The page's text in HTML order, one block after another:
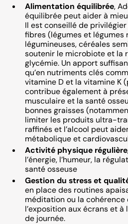
Alimentation équilibrée,
équilibrée peut aider à
Il est conseillé de
fibres (légumes et légumes
légumineuses, céréales
soutenir le microbiote et la
glycémie. Un apport
qu’en nutriments clés
vitamine D et la vitamine K
contribue également à
musculaire et la santé
bonnes graisses
limiter les produits ultra-
raffinés et l’alcool peut
métabolique et
Activité physique régulière
l’énergie, l’humeur, la
santé osseuse
Gestion du stress et
en place des routines
méditation ou la
l’exposition aux écrans et
de journée.